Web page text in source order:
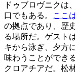
ドゥブロヴニクは
口でもある。
ここ
の拠点であり、歴
る場所だ。ゲスト
キから泳ぎ、夕方
味わうことができ
クロアチアだ。松